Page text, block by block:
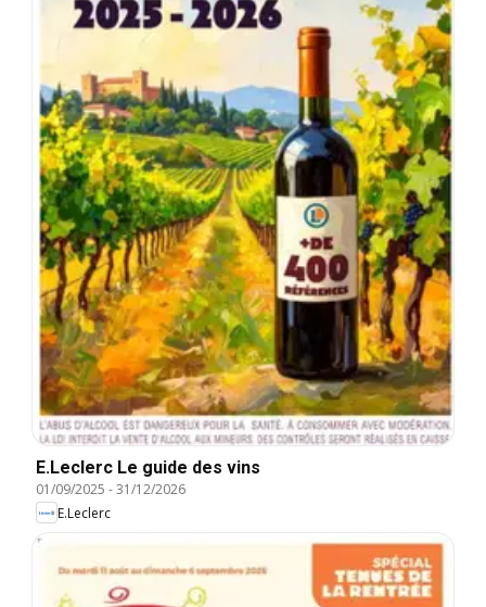
E.Leclerc Le guide des vins
01/09/2025 -31/12/2026
E.Leclerc